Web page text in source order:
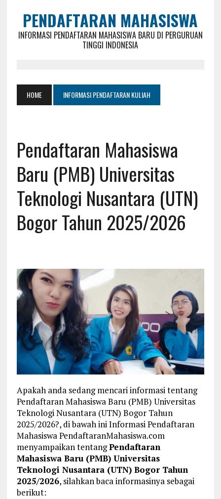
PENDAFTARAN MAHASISWA
INFORMASI PENDAFTARAN MAHASISWA BARU DI PERGURUAN
TINGGI INDONESIA
HOME INFORMASI PENDAFTARAN KULIAH
Pendaftaran Mahasiswa
Baru (PMB) Universitas
Teknologi Nusantara (UTN)
Bogor Tahun 2025/2026
Apakah anda sedang mencari informasi tentang
Pendaftaran Mahasiswa Baru (PMB) Universitas
Teknologi Nusantara (UTN) Bogor Tahun
2025/2026?, di bawah ini Informasi Pendaftaran
Mahasiswa PendaftaranMahasiswa.com
menyampaikan tentangPendaftaran
Mahasiswa Baru (PMB) Universitas
Teknologi Nusantara (UTN) Bogor Tahun
2025/2026, silahkan baca informasinya sebagai
berikut: